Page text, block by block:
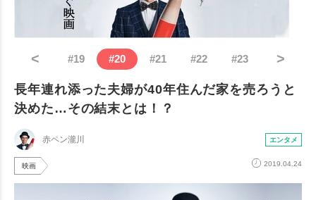
< #19 #20 #21 #22 #23 >
長年連れ添った夫婦が40年住んだ家を売ろうと
決めた…その結末とは！？
赤ペン瀧川 エンタメ
映画 2019.04.24